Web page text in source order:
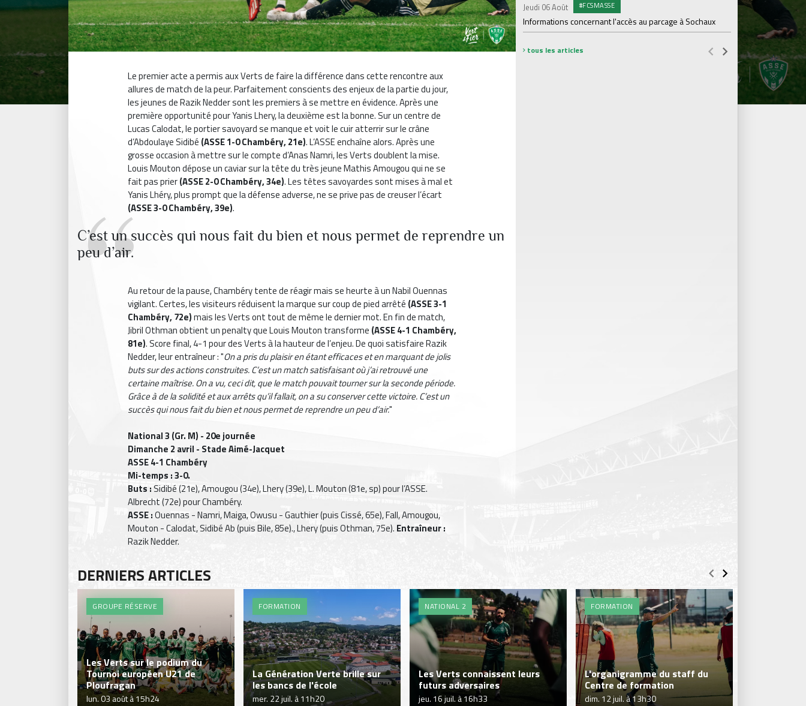
Le premier acte a permis aux Verts de faire la différence dans cette rencontre aux
allures de match de la peur. Parfaitement conscients des enjeux de la partie du jour,
les jeunes de Razik Nedder sont les premiers à se mettre en évidence. Après une
première opportunité pour Yanis Lhery, la deuxième est la bonne. Sur un centre de
Lucas Calodat, le portier savoyard se manque et voit le cuir atterrir sur le crâne
d’Abdoulaye Sidibé (ASSE 1-0 Chambéry, 21e). L’ASSE enchaîne alors. Après une
grosse occasion à mettre sur le compte d’Anas Namri, les Verts doublent la mise.
Louis Mouton dépose un caviar sur la tête du très jeune Mathis Amougou qui ne se
fait pas prier(ASSE 2-0 Chambéry, 34e). Les têtes savoyardes sont mises à mal et
Yanis Lhéry, plus prompt que la défense adverse, ne se prive pas de creuser l’écart
(ASSE 3-0 Chambéry, 39e).
C’est un succès qui nous fait du bien et nous permet de reprendre un
peu d’air.
Au retour de la pause, Chambéry tente de réagir mais se heurte à un Nabil Ouennas
vigilant. Certes, les visiteurs réduisent la marque sur coup de pied arrêté (ASSE 3-1
Chambéry, 72e)mais les Verts ont tout de même le dernier mot. En fin de match,
Jibril Othman obtient un penalty que Louis Mouton transforme (ASSE 4-1 Chambéry,
81e). Score final, 4-1 pour des Verts à la hauteur de l’enjeu. De quoi satisfaire Razik
Nedder, leur entraîneur : "On a pris du plaisir en étant efficaces et en marquant de jolis
buts sur des actions construites. C’est un match satisfaisant où j’ai retrouvé une
certaine maîtrise. On a vu, ceci dit, que le match pouvait tourner sur la seconde période.
Grâce à de la solidité et aux arrêts qu’il fallait, on a su conserver cette victoire. C’est un
succès qui nous fait du bien et nous permet de reprendre un peu d’air."
National 3 (Gr. M) - 20e journée
Dimanche 2 avril - Stade Aimé-Jacquet
ASSE 4-1 Chambéry
Mi-temps : 3-0.
Buts :Sidibé (21e), Amougou (34e), Lhery (39e), L. Mouton (81e, sp) pour l’ASSE.
Albrecht (72e) pour Chambéry.
ASSE :Ouennas - Namri, Maiga, Owusu - Gauthier (puis Cissé, 65e), Fall, Amougou,
Mouton - Calodat, Sidibé Ab (puis Bile, 85e)., Lhery (puis Othman, 75e). Entraîneur :
Razik Nedder.
Jeudi 06 Août #FCSMASSE
Informations concernant l'accès au parcage à Sochaux Samedi 01 Août
Ian Cathro : "La
vont commencer"
tous les articles
DERNIERS ARTICLES
GROUPE RÉSERVE
Les Verts sur le podium du
Tournoi européen U21 de
Ploufragan
lun. 03 août à 15h24
FORMATION
La Génération Verte brille sur
les bancs de l'école
mer. 22 juil. à 11h20
NATIONAL 2
Les Verts connaissent leurs
futurs adversaires
jeu. 16 juil. à 16h33
FORMATION
L'organigramme du staff du
Centre de formation
dim. 12 juil. à 13h30